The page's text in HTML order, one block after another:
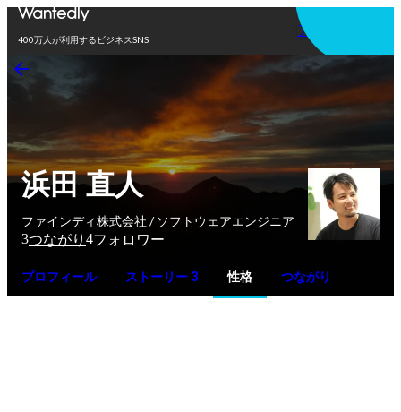
400万人が利用するビジネスSNS
アプリを使う
浜田 直人
ファインディ株式会社 / ソフトウェアエンジニア
3つながり 4フォロワー
プロフィール ストーリー 3 性格 つながり